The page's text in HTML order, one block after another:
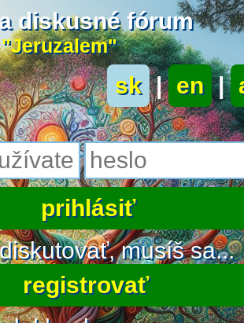
diskusné fórum
sk | en |
musíš sa...
registrovať